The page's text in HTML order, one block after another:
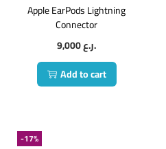
Apple EarPods Lightning
Connector
9,000
ر.ع.
Add to cart
-17%